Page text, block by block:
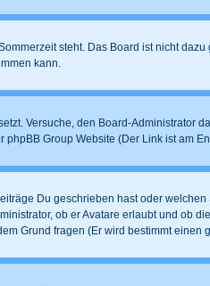
steht. Das Board ist nicht dazu
kann.
Versuche, den Board-Administrator
Group Website (Der Link ist am
Du geschrieben hast oder welchen
ob er Avatare erlaubt und ob
Grund fragen (Er wird bestimmt einen